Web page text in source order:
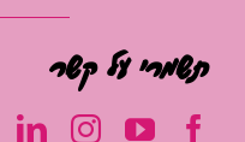
בואי